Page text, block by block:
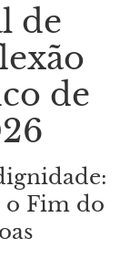
de
de
o Fim do